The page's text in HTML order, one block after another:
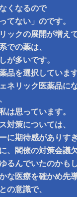
くなるので
てない」のです。
ックの展開が増え
での薬は、
が多いです。
品を選択していま
ネリック医薬品に
は思っています。
対策については、
に期待感がありす
、閣僚の対策会議
るんでいたのかも
な医療を確かめ先
の意識で、